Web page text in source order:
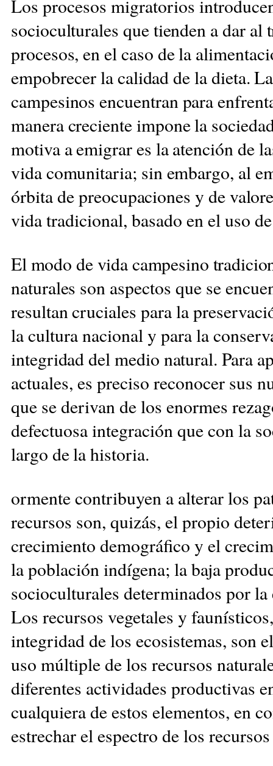
Los procesos migratorios
socioculturales que tienden a dar al
procesos, en el caso de la
empobrecerla calidad de la dieta.
campesinos encuentran para
manera creciente impone la
motiva a emigrar es la atención de
vida comunitaria; sin embargo, al
órbita depreocupaciones y de
vida tradicional, basado en el uso
El modo de vida campesino
naturales son aspectos que se
resultancruciales para la
la cultura nacional y para la
integridad del medio natural. Para
actuales, es preciso reconocer sus
que se derivan delos enormes
defectuosa integración que con la
largo de la historia.
ormente contribuyen a alterar los
recursos son, quizás, el propio
crecimiento demográfico y el
la población indígena; la baja
socioculturales determinados por
Los recursos vegetales y
integridad de los ecosistemas, son
uso múltiple de los recursos
diferentes actividades productivas
cualquiera de estos elementos, en
estrechar el espectro de los